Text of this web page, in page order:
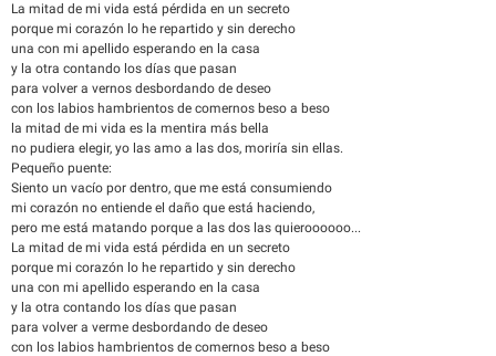
La mitad de mi vida está pérdida en un secreto
porque mi corazón lo he repartido y sin derecho
una con mi apellido esperando en la casa
y la otra contando los días que pasan
para volver a vernos desbordando de deseo
con los labios hambrientos de comernos beso a beso
la mitad de mi vida es la mentira más bella
no pudiera elegir, yo las amo a las dos, moriría sin ellas.
Pequeño puente:
Siento un vacío por dentro, que me está consumiendo
mi corazón no entiende el daño que está haciendo,
pero me está matando porque a las dos las quieroooooo...
La mitad de mi vida está pérdida en un secreto
porque mi corazón lo he repartido y sin derecho
una con mi apellido esperando en la casa
y la otra contando los días que pasan
para volver a verme desbordando de deseo
con los labios hambrientos de comernos beso a beso